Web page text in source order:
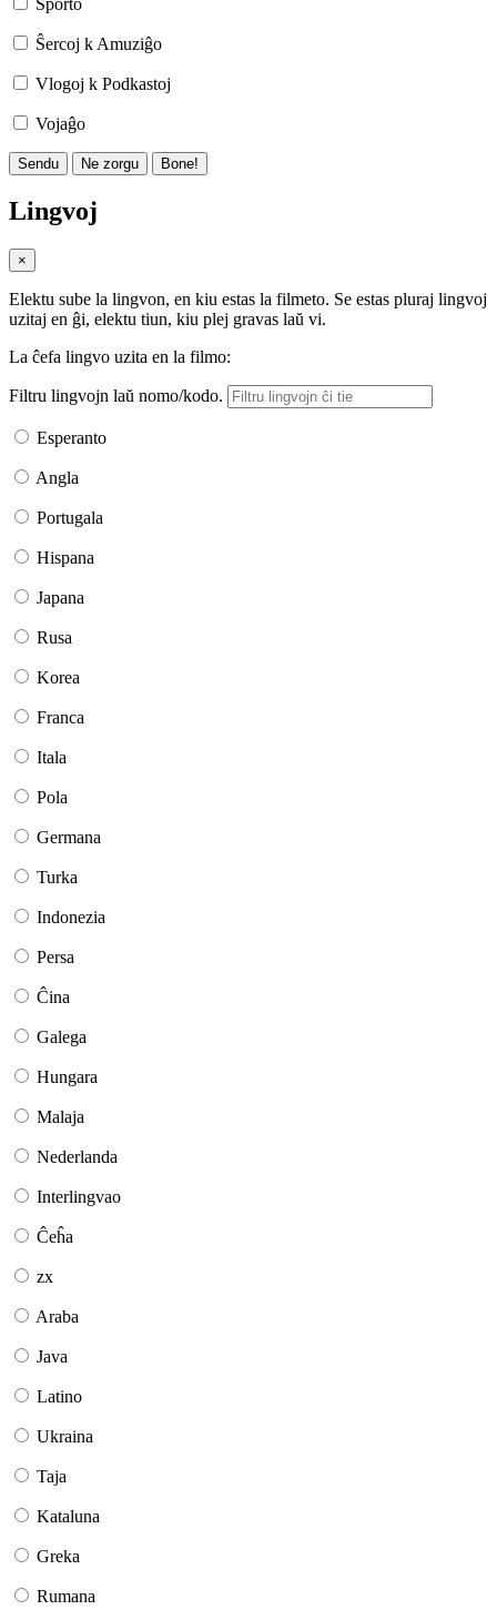
Ŝercoj k Amuziĝo
Vlogoj k Podkastoj
Vojaĝo
Sendu Ne zorgu Bone!
Lingvoj
×
Elektu sube la lingvon, en kiu estas la filmeto. Se estas pluraj lingvoj
uzitaj en ĝi, elektu tiun, kiu plej gravas laŭ vi.
La ĉefa lingvo uzita en la filmo:
Filtru lingvojn laŭ nomo/kodo.
Esperanto
Angla
Portugala
Hispana
Japana
Rusa
Korea
Franca
Itala
Pola
Germana
Turka
Indonezia
Persa
Ĉina
Galega
Hungara
Malaja
Nederlanda
Interlingvao
Ĉeĥa
zx
Araba
Java
Latino
Ukraina
Taja
Kataluna
Greka
Rumana